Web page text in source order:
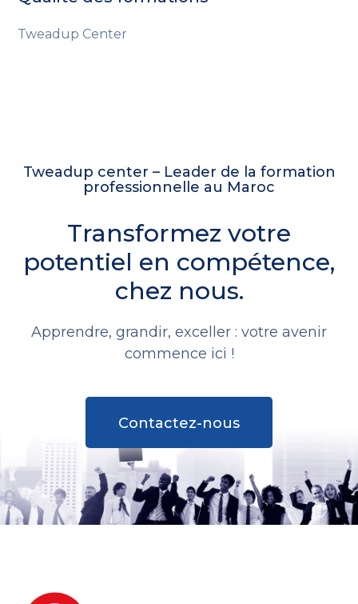
Tweadup Center
Tweadup center – Leader de la formation
professionnelle au Maroc
Transformez votre
potentiel en compétence,
chez nous.
Apprendre, grandir, exceller : votre avenir
commence ici !
Contactez-nous